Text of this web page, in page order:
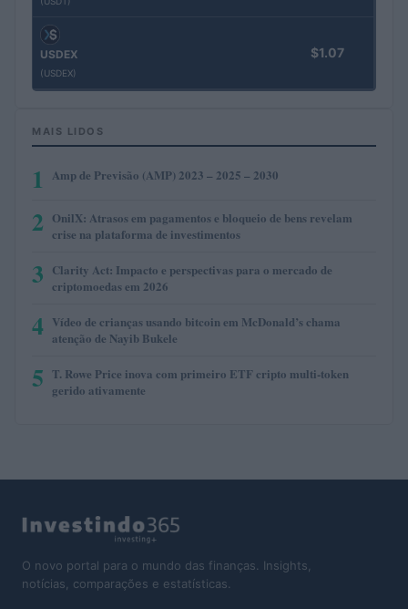
USDEX
(USDEX)
$1.07
MAIS LIDOS
1 Amp de Previsão (AMP) 2023 – 2025 – 2030
2 OnilX: Atrasos em pagamentos e bloqueio de bens revelam
crise na plataforma de investimentos
3 Clarity Act: Impacto e perspectivas para o mercado de
criptomoedas em 2026
4 Vídeo de crianças usando bitcoin em McDonald’s chama
atenção de Nayib Bukele
5 T. Rowe Price inova com primeiro ETF cripto multi-token
gerido ativamente
O novo portal para o mundo das finanças. Insights,
notícias, comparações e estatísticas.